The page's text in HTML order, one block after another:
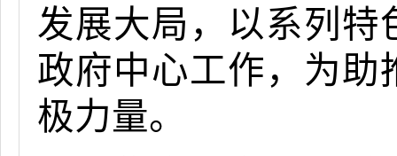
发展大局，以系列特
政府中心工作，为助
极力量。